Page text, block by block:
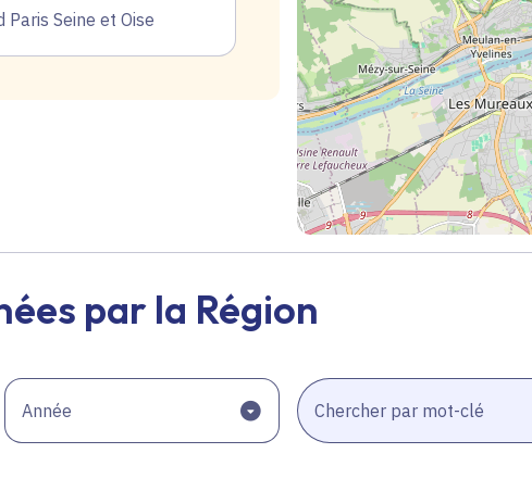
Seine et Oise
par la Région
Chercher par mot-clé
Année